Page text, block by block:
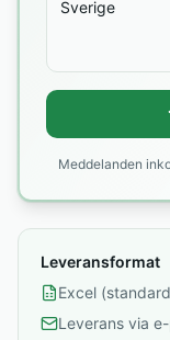
Meddelanden
Leveransformat
Excel
Leverans via